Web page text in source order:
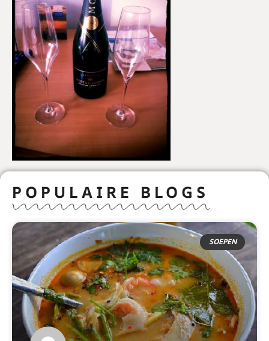
POPULAIRE BLOGS
SOEPEN